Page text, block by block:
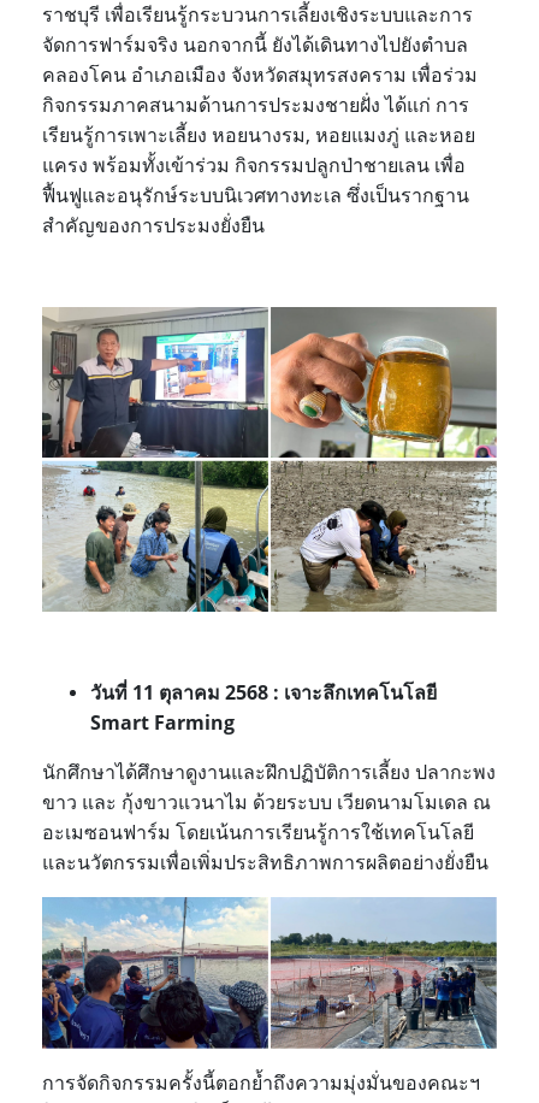
ราชบุรี เพื่อเรียนรู้กระบวนการเลี้ยงเชิงระบบและการ
จัดการฟาร์มจริง นอกจากนี้ ยังได้เดินทางไปยังตำบล
คลองโคน อำเภอเมือง จังหวัดสมุทรสงคราม เพื่อร่วม
กิจกรรมภาคสนามด้านการประมงชายฝั่ง ได้แก่ การ
เรียนรู้การเพาะเลี้ยง หอยนางรม, หอยแมงภู่ และหอย
แครง พร้อมทั้งเข้าร่วม กิจกรรมปลูกป่าชายเลน เพื่อ
ฟื้นฟูและอนุรักษ์ระบบนิเวศทางทะเล ซึ่งเป็นรากฐาน
สำคัญของการประมงยั่งยืน
วันที่ 11 ตุลาคม 2568 : เจาะลึกเทคโนโลยี
Smart Farming
นักศึกษาได้ศึกษาดูงานและฝึกปฏิบัติการเลี้ยง ปลากะพง
ขาว และ กุ้งขาวแวนาไม ด้วยระบบ เวียดนามโมเดล ณ
อะเมซอนฟาร์ม โดยเน้นการเรียนรู้การใช้เทคโนโลยี
และนวัตกรรมเพื่อเพิ่มประสิทธิภาพการผลิตอย่างยั่งยืน
การจัดกิจกรรมครั้งนี้ตอกย้ำถึงความมุ่งมั่นของคณะฯ